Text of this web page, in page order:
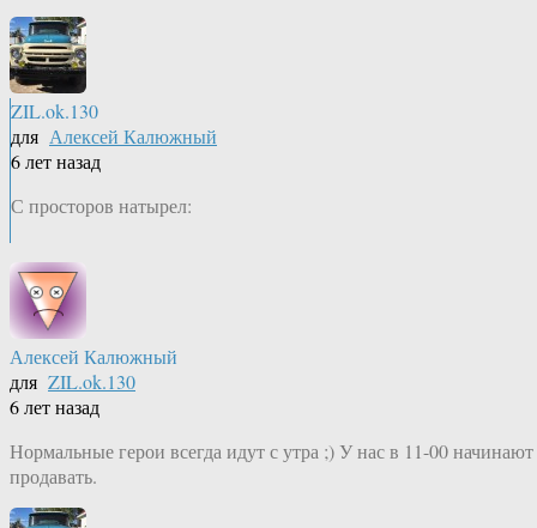
ZIL.ok.130
для Алексей Калюжный
6 лет назад
С просторов натырел:
Алексей Калюжный
для ZIL.ok.130
6 лет назад
Нормальные герои всегда идут с утра ;) У нас в 11-00 начинают
продавать.